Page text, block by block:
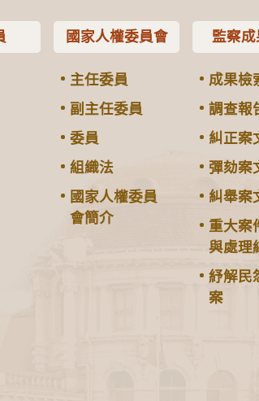
國家人權委員會
主任委員
副主任委員
委員
組織法
國家人權委員
會簡介
監察
成果檢
調查報
糾正案
彈劾案
糾舉案
重大案
與處理
紓解民
案